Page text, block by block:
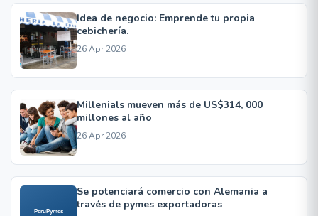
Idea de negocio: Emprende tu propia
cebichería.
26 Apr 2026
Millenials mueven más de US$314, 000
millones al año
26 Apr 2026
Se potenciará comercio con Alemania a
través de pymes exportadoras